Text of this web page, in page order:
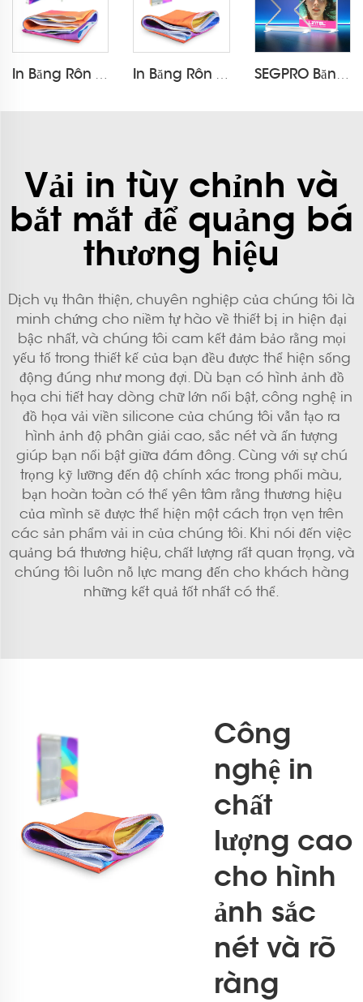
In Băng Rôn Vải Gập Lên (Velcro) In Băng Rôn Vải Gập Lên (Dải Silicone) SEGPRO Băng Tải Gập Lại Có Thể Sạc Lại Kích Cỡ Quầy LT-ALF85ZC-TA
Vải in tùy chỉnh và
bắt mắt để quảng bá
thương hiệu
Dịch vụ thân thiện, chuyên nghiệp của chúng tôi là
minh chứng cho niềm tự hào về thiết bị in hiện đại
bậc nhất, và chúng tôi cam kết đảm bảo rằng mọi
yếu tố trong thiết kế của bạn đều được thể hiện sống
động đúng như mong đợi. Dù bạn có hình ảnh đồ
họa chi tiết hay dòng chữ lớn nổi bật, công nghệ in
đồ họa vải viền silicone của chúng tôi vẫn tạo ra
hình ảnh độ phân giải cao, sắc nét và ấn tượng
giúp bạn nổi bật giữa đám đông. Cùng với sự chú
trọng kỹ lưỡng đến độ chính xác trong phối màu,
bạn hoàn toàn có thể yên tâm rằng thương hiệu
của mình sẽ được thể hiện một cách trọn vẹn trên
các sản phẩm vải in của chúng tôi. Khi nói đến việc
quảng bá thương hiệu, chất lượng rất quan trọng, và
chúng tôi luôn nỗ lực mang đến cho khách hàng
những kết quả tốt nhất có thể.
Công
nghệ in
chất
lượng cao
cho hình
ảnh sắc
nét và rõ
ràng